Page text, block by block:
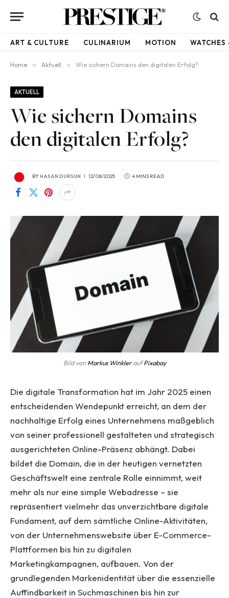
ART & CULTURE CULINARIUM MOTION WATCHES
Home » Aktuell » Wie sichern Domains den digitalen Erfolg?
AKTUELL
Wie sichern Domains
den digitalen Erfolg?
BYHASAN DURSUN 12/08/2025 4 MINS READ
Bild von Markus WinkleraufPixabay
Die digitale Transformation hat im Jahr 2025 einen
entscheidenden Wendepunkt erreicht, an dem der
nachhaltige Erfolg eines Unternehmens maßgeblich
von seiner professionell gestalteten und strategisch
ausgerichteten Online-Präsenz abhängt. Dabei
bildet die Domain, die in der heutigen vernetzten
Geschäftswelt eine zentrale Rolle einnimmt, weit
mehr als nur eine simple Webadresse – sie
repräsentiert vielmehr das unverzichtbare digitale
Fundament, auf dem sämtliche Online-Aktivitäten,
von der Unternehmenswebsite über E-Commerce-
Plattformen bis hin zu digitalen
Marketingkampagnen, aufbauen. Von der
grundlegenden Markenidentität über die essenzielle
Auffindbarkeit in Suchmaschinen bis hin zur